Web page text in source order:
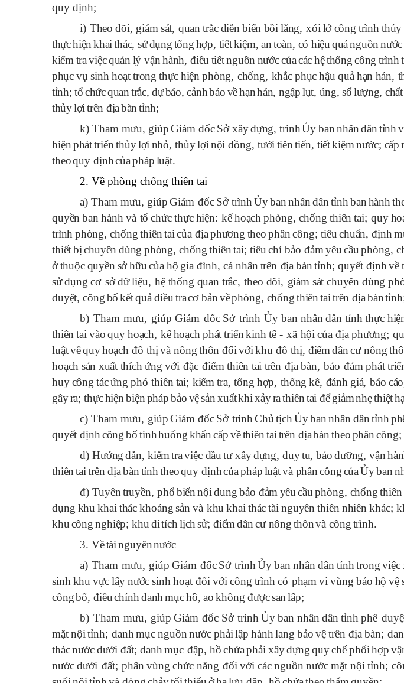
quy định;
i) Theo dõi, giám sát, quan trắc diễn biến bồi lắng,xói lở công trình thủy
thựchiện khai thác, sửdụngtổnghợp, tiếtkiệm,antoàn, có hiệu quả nguồn nước
kiểm tra việcquản lývậnhành, điều tiếtnguồn nướccủacáchệthống công trình
phục vụ sinh hoạt trong thực hiện phòng, chống, khắc phục hậu quả hạn hán,
tỉnh;tổchứcquantrắc,dựbáo,cảnhbáovềhạnhán, ngậplụt, úng,sốlượng, chất
thủylợitrên địabàn tỉnh;
k) Tham mưu, giúpGiám đốcSởxâydựng,trìnhỦybannhândântỉnh
hiệnpháttriểnthủylợi nhỏ,thủylợinội đồng, tưới tiên tiến, tiếtkiệmnước; cấp
theoquy địnhcủaphápluật.
2. Về phòng chống thiên tai
a) Tham mưu, giúp Giám đốc SởtrìnhỦyban nhân dân tỉnhbanhành
quyền ban hành và tổ chứcthực hiện: kế hoạch phòng,chống thiên tai; quy
trình phòng,chốngthiêntaicủa địaphương theo phân công; tiêu chuẩn, định
thiếtbịchuyên dùng phòng,chống thiêntai;tiêu chíbảo đảmyêu cầu phòng,
ởthuộcquyền sởhữu của hộ gia đình,cánhân trên địa bàn tỉnh;quyếtđịnhvề
sử dụng cơ sở dữ liệu,hệ thống quan trắc,theo dõi, giám sát chuyên dùng ph
duyệt,côngbố kếtquả điều tracơbảnvềphòng, chốngthiên taitrên địabàntỉnh
b) Tham mưu, giúp Giám đốc SởtrìnhỦy ban nhân dân tỉnh thực
thiên tai vào quyhoạch, kế hoạch phát triển kinh tế-xã hội của địa phương;
luậtvềquyhoạch đôthịvànôngthôn đối với khu đô thị, điểm dân cưnôngthô
hoạch sản xuất thích ứng với đặcđiểm thiên tai trên địa bàn,bảo đảm phát
huy công tácứng phóthiên tai; kiểm tra,tổng hợp, thống kê, đánh giá,báo cáo
gâyra;thựchiệnbiệnphápbảovệsảnxuấtkhixảyra thiêntai đểgiảmnhẹthiệt
c)Tham mưu, giúpGiám đốcSở trình Chủ tịchỦyban nhân dântỉnhph
quyết địnhcôngbốtìnhhuốngkhẩn cấpvềthiêntaitrên địabàntheophâncông;
d) Hướng dẫn, kiểm traviệcđầu tưxâydựng, duytu,bảodưỡng,vậnhà
thiên taitrên địabàntỉnhtheoquy địnhcủaphápluậtvà phâncôngcủaỦyban
đ) Tuyêntruyền, phổbiến nội dungbảo đảm yêu cầu phòng, chốngthiên
dụng khu khai tháckhoáng sản và khu khai thác tài nguyên thiên nhiên khác;
khu côngnghiệp;khu ditíchlịch sử; điểm dâncưnôngthônvàcôngtrình.
3. Vềtài nguyênnước
a) Tham mưu, giúp Giám đốc Sởtrình Ủy ban nhân dân tỉnh trong việc
sinh khu vựclấy nước sinh hoạtđối với công trình có phạm vi vùng bảo hộ vệ
côngbố, điều chỉnhdanh mụchồ,aokhông đượcsan lấp;
b) Tham mưu, giúp Giám đốc Sở trình Ủy ban nhân dân tỉnh phê
mặtnộitỉnh; danhmụcnguồnnướcphải lập hành lang bảo vệtrên địa bàn;
thácnướcdưới đất;danh mục đập, hồchứa phải xâydựngquychếphốihợp
nước dưới đất; phân vùng chức năng đối với các nguồn nước mặt nội tỉnh;cô